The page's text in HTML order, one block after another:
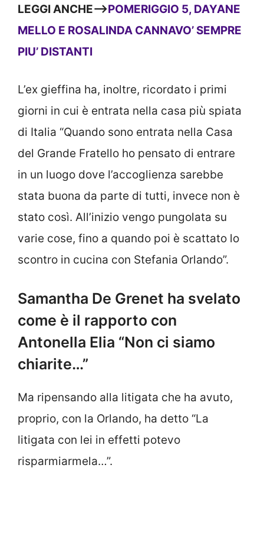
LEGGI ANCHE—>POMERIGGIO 5, DAYANE
MELLO E ROSALINDA CANNAVO’ SEMPRE
PIU’ DISTANTI
L’ex gieffina ha, inoltre, ricordato i primi
giorni in cui è entrata nella casa più spiata
di Italia “Quando sono entrata nella Casa
del Grande Fratello ho pensato di entrare
in un luogo dove l’accoglienza sarebbe
stata buona da parte di tutti, invece non è
stato così. All’inizio vengo pungolata su
varie cose, fino a quando poi è scattato lo
scontro in cucina con Stefania Orlando”.
Samantha De Grenet ha svelato
come è il rapporto con
Antonella Elia “Non ci siamo
chiarite…”
Ma ripensando alla litigata che ha avuto,
proprio, con la Orlando, ha detto “La
litigata con lei in effetti potevo
risparmiarmela…”.